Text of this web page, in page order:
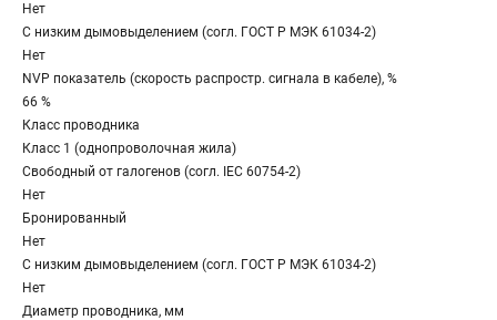
Нет
С низким дымовыделением (согл. ГОСТ Р МЭК 61034-2)
Нет
NVP показатель (cкорость распростр. сигнала в кабеле), %
66 %
Класс проводника
Класс 1 (однопроволочная жила)
Свободный от галогенов (согл. IEC 60754-2)
Нет
Бронированный
Нет
С низким дымовыделением (согл. ГОСТ Р МЭК 61034-2)
Нет
Диаметр проводника, мм